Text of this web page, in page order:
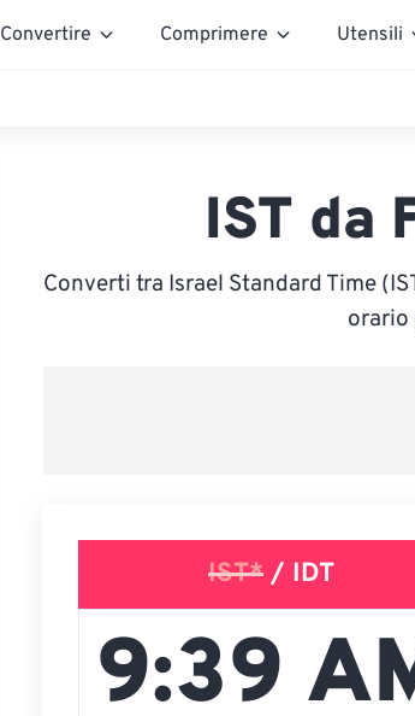
Convertire Comprimere Utensili
IST da
Converti tra Israel Standard Time
orario
IST*/ IDT